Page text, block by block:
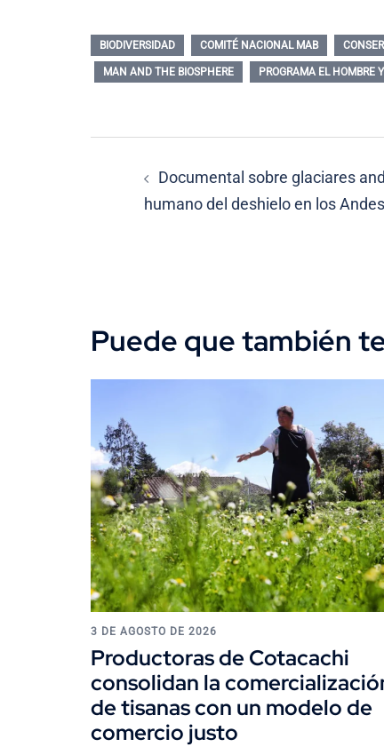
BIODIVERSIDAD COMITÉ NACIONAL MAB
MAN AND THE BIOSPHERE PROGRAMA EL HOMBRE
Navegación
Documental sobre glaciares
humano del deshielo en los
Puede que también
3 DE AGOSTO DE 2026
Productoras de Cotacachi
consolidan la
de tisanas con un modelo de
comercio justo